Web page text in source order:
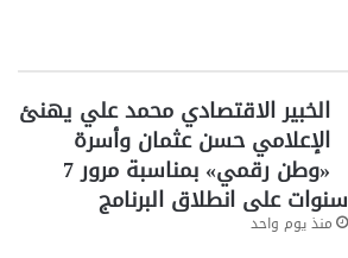
الخبير الاقتصادي محمد علي يهنئ
الإعلامي حسن عثمان وأسرة
«وطن رقمي» بمناسبة مرور 7
سنوات على انطلاق البرنامج
منذ يوم واحد